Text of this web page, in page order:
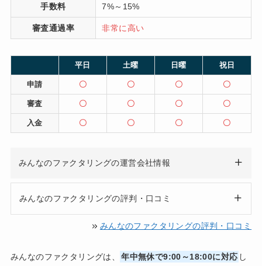
手数料 7%～15%
審査通過率 非常に高い
平日 土曜 日曜 祝日
申請 〇 〇 〇 〇
審査 〇 〇 〇 〇
入金 〇 〇 〇 〇
みんなのファクタリングの運営会社情報
みんなのファクタリングの評判・口コミ
みんなのファクタリングの評判・口コミ
みんなのファクタリングは、 年中無休で9:00～18:00に対応 し